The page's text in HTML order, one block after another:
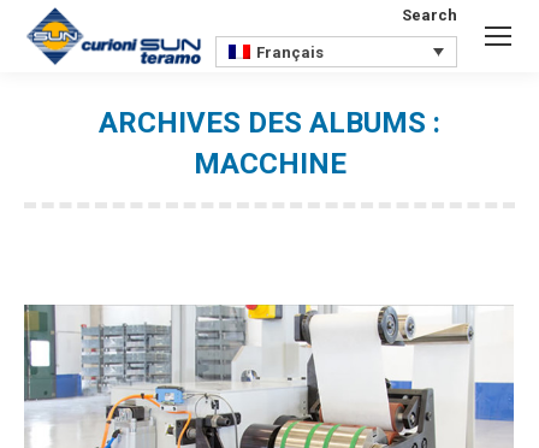
Search:
Search
Français
ARCHIVES DES ALBUMS :
MACCHINE